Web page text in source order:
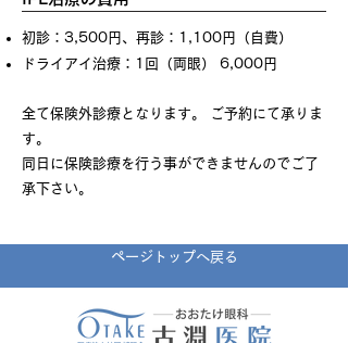
初診：3,500円、再診：1,100円（自費）
ドライアイ治療：1回（両眼） 6,000円
全て保険外診療となります。 ご予約にて承りま
す。
同日に保険診療を行う事ができませんのでご了
承下さい。​
ページトップへ戻る